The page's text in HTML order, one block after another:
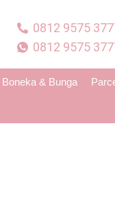
0812 9575
0812 9575
Boneka & Bunga